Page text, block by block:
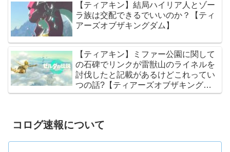
【ティアキン】結局ハイリア人とゾー
ラ族は交配できるでいいのか？【ティ
アーズオブザキングダム】
【ティアキン】ミファー公園に関して
の石碑でリンクが雷獣山のライネルを
討伐したと記載があるけどこれってい
つの話?【ティアーズオブザキングダ
ム】
コログ速報について